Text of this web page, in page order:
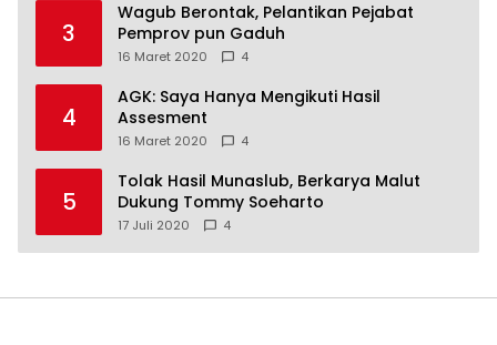
3
Wagub Berontak, Pelantikan Pejabat
Pemprov pun Gaduh
16 Maret 2020 4
4
AGK: Saya Hanya Mengikuti Hasil
Assesment
16 Maret 2020 4
5
Tolak Hasil Munaslub, Berkarya Malut
Dukung Tommy Soeharto
17 Juli 2020 4